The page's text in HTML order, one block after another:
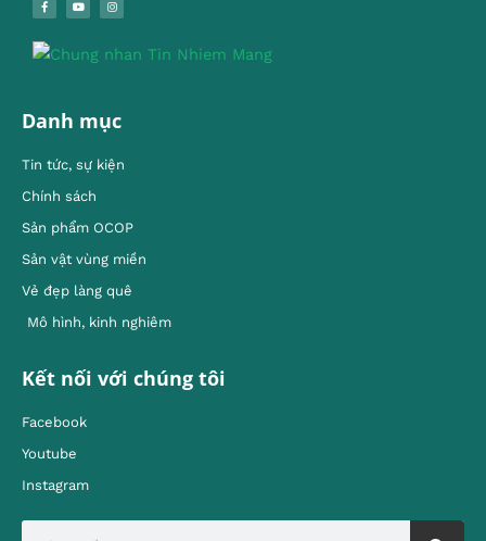
Danh mục
Tin tức, sự kiện
Chính sách
Sản phẩm OCOP
Sản vật vùng miền
Vẻ đẹp làng quê
Mô hình, kinh nghiêm
Kết nối với chúng tôi
Facebook
Youtube
Instagram